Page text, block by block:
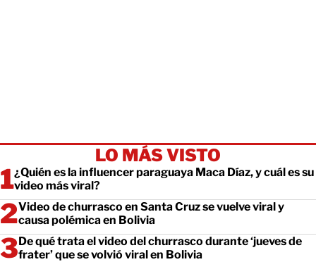
LO MÁS VISTO
¿Quién es la influencer paraguaya Maca Díaz, y cuál es su
video más viral?
Video de churrasco en Santa Cruz se vuelve viral y
causa polémica en Bolivia
De qué trata el video del churrasco durante ‘jueves de
frater’ que se volvió viral en Bolivia